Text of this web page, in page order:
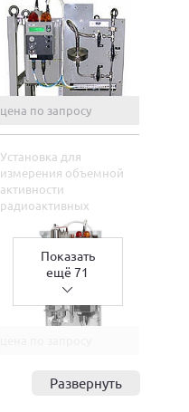
цена по запросу
Установка для
измерения объемной
активности
радиоактивных
аэрозолей УДАС-201
Показать
ещё 71
Развернуть